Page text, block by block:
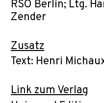
RSO Berlin; Ltg.
Zender
Zusatz
Text: Henri
Link zum Verlag